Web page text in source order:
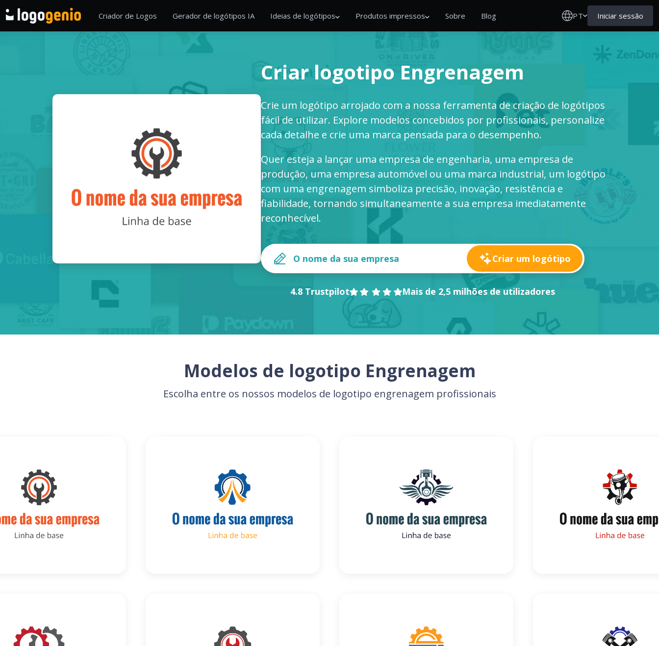
Criador de Logos Gerador de logótipos IA Ideias de logótipos Produtos impressos Sobre Blog PT Iniciar sessão
Criar logotipo Engrenagem
Crie um logótipo arrojado com a nossa ferramenta de criação de logótipos
fácil de utilizar. Explore modelos concebidos por profissionais, personalize
cada detalhe e crie uma marca pensada para o desempenho.
Quer esteja a lançar uma empresa de engenharia, uma empresa de
produção, uma empresa automóvel ou uma marca industrial, um logótipo
com uma engrenagem simboliza precisão, inovação, resistência e
fiabilidade, tornando simultaneamente a sua empresa imediatamente
reconhecível.
Criar um logótipo
4.8 Trustpilot Mais de 2,5 milhões de utilizadores
Modelos de logotipo Engrenagem
Escolha entre os nossos modelos de logotipo engrenagem profissionais